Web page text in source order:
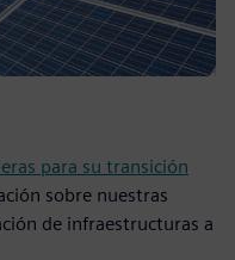
y equipos de TI.